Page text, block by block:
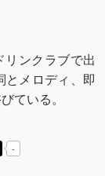
ンクラブで出
とメロディ、即
ている。
-